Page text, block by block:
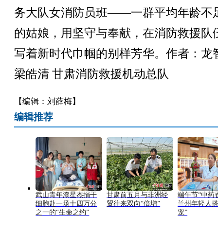
务大队女消防员班——一群平均年龄不
的姑娘，用坚守与奉献，在消防救援队
写着新时代巾帼的别样芳华。作者：龙
梁皓清 甘肃消防救援机动总队
【编辑：刘薛梅】
编辑推荐
武山青年漆星杰捐干
细胞赴一场十四万分
之一的“生命之约”
甘肃前五月与非洲经
贸往来双向“倍增”
端午节“中药
兰州年轻人
宠”